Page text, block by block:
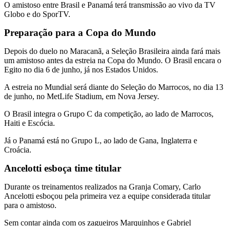
O amistoso entre Brasil e Panamá terá transmissão ao vivo da TV
Globo e do SporTV.
Preparação para a Copa do Mundo
Depois do duelo no Maracanã, a Seleção Brasileira ainda fará mais
um amistoso antes da estreia na Copa do Mundo. O Brasil encara o
Egito no dia 6 de junho, já nos Estados Unidos.
A estreia no Mundial será diante do Seleção do Marrocos, no dia 13
de junho, no MetLife Stadium, em Nova Jersey.
O Brasil integra o Grupo C da competição, ao lado de Marrocos,
Haiti e Escócia.
Já o Panamá está no Grupo L, ao lado de Gana, Inglaterra e
Croácia.
Ancelotti esboça time titular
Durante os treinamentos realizados na Granja Comary, Carlo
Ancelotti esboçou pela primeira vez a equipe considerada titular
para o amistoso.
Sem contar ainda com os zagueiros Marquinhos e Gabriel